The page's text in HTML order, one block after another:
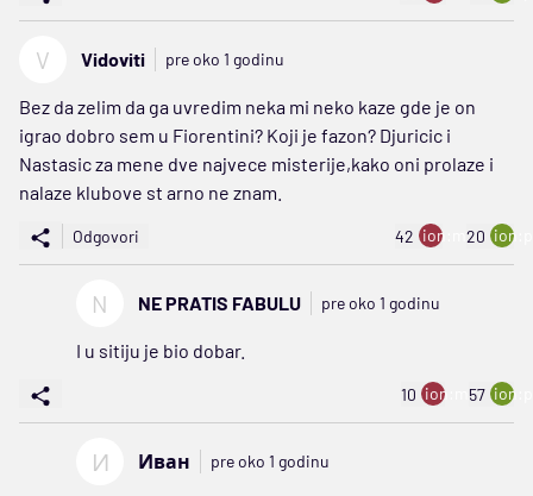
V Vidoviti pre oko 1 godinu
Bez da zelim da ga uvredim neka mi neko kaze gde je on
igrao dobro sem u Fiorentini? Koji je fazon? Djuricic i
Nastasic za mene dve najvece misterije,kako oni prolaze i
nalaze klubove st arno ne znam.
Odgovori 42 ion:minus
20
N NE PRATIS FABULU pre oko 1 godinu
I u sitiju je bio dobar.
10 ion:minus
57
И Иван pre oko 1 godinu